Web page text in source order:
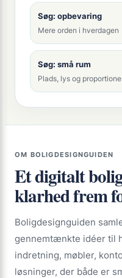
Søg: opbevaring
Mere orden i hverdagen
Søg: små rum
Plads, lys og
OM BOLIGDESIGNGUIDEN
Et digitalt
klarhed frem
Boligdesignguiden
gennemtænkte idéer til
indretning, møbler,
løsninger, der både er